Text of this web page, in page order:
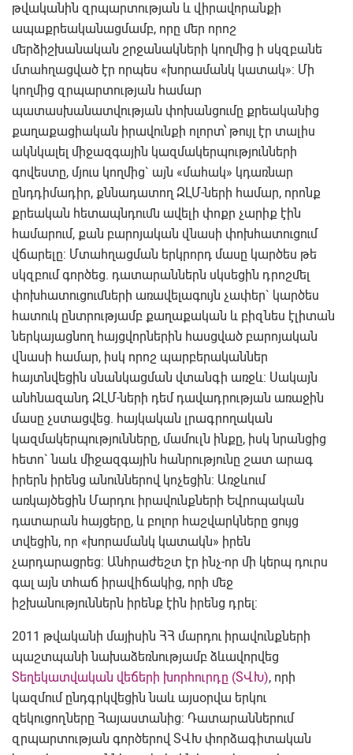
թվականին զրպարտության և վիրավորանքի
ապաքրեականացմամբ, որը մեր որոշ
մերձիշխանական շրջանակների կողմից ի սկզբանե
մտահղացված էր որպես «խորամանկ կատակ»: Մի
կողմից զրպարտության համար
պատասխանատվության փոխանցումը քրեականից
քաղաքացիական իրավունքի ոլորտ՝ թույլ էր տալիս
ակնկալել միջազգային կազմակերպությունների
գովեստը, մյուս կողմից` այն «մահակ» կդառնար
ընդդիմադիր, քննադատող ԶԼՄ-ների համար, որոնք
քրեական հետապնդումն ավելի փոքր չարիք էին
համարում, քան բարոյական վնասի փոխհատուցում
վճարելը: Մտահղացման երկրորդ մասը կարծես թե
սկզբում գործեց. դատարաններն սկսեցին դրոշմել
փոխհատուցումների առավելագույն չափեր` կարծես
հատուկ ընտրությամբ քաղաքական և բիզնես էլիտան
ներկայացնող հայցվորներին հասցված բարոյական
վնասի համար, իսկ որոշ պարբերականներ
հայտնվեցին սնանկացման վտանգի առջև: Սակայն
անհնազանդ ԶԼՄ-ների դեմ դավադրության առաջին
մասը չստացվեց. հայկական լրագրողական
կազմակերպությունները, մամուլն ինքը, իսկ նրանցից
հետո` նաև միջազգային հանրությունը շատ արագ
իրերն իրենց անուններով կոչեցին: Առջևում
առկայծեցին Մարդու իրավունքների Եվրոպական
դատարան հայցերը, և բոլոր հաշվարկները ցույց
տվեցին, որ «խորամանկ կատակն» իրեն
չարդարացրեց: Անհրաժեշտ էր ինչ-որ մի կերպ դուրս
գալ այն տհաճ իրավիճակից, որի մեջ
իշխանություններն իրենք էին իրենց դրել:
2011 թվականի մայիսին ՀՀ մարդու իրավունքների
պաշտպանի նախաձեռնությամբ ձևավորվեց
Տեղեկատվական վեճերի խորհուրդը (ՏՎԽ), որի
կազմում ընդգրկվեցին նաև այսօրվա երկու
զեկուցողները Հայաստանից: Դատարաններում
զրպարտության գործերով ՏՎԽ փորձագիտական